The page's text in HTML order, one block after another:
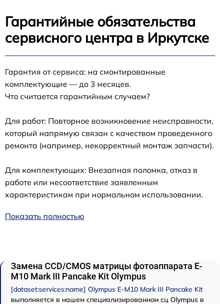
Гарантийные обязательства
сервисного центра в Иркутске
Гарантия от сервиса: на смонтированные
комплектующие — до 3 месяцев.
Что считается гарантийным случаем?
Для работ: Повторное возникновение неисправности,
который напрямую связан с качеством проведенного
ремонта (например, некорректный монтаж запчасти).
Для комплектующих: Внезапная поломка, отказ в
работе или несоответствие заявленным
характеристикам при нормальном использовании.
Показать полностью
Замена CCD/CMOS матрицы фотоаппарата E-
M10 Mark III Pancake Kit Olympus
[dataset:services:name] Olympus E-M10 Mark III Pancake Kit
выполняется в нашем специализированном сц Olympus в